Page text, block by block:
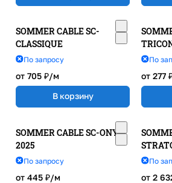
SOMMER CABLE SC-
CLASSIQUE
По запросу
от 705 ₽/м
В корзину
По
от 277
SOMMER CABLE SC-ONYX
2025
По запросу
от 445 ₽/м
По
от 2